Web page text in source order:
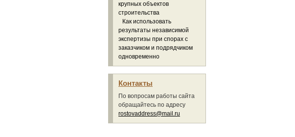
крупных объектов
строительства
Как использовать
результаты независимой
экспертизы при спорах с
заказчиком и подрядчиком
одновременно
Контакты
По вопросам работы сайта
обращайтесь по адресу
rostovaddress@mail.ru